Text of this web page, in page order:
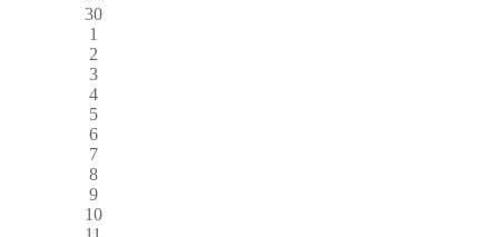
30
1
2
3
4
5
6
7
8
9
10